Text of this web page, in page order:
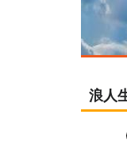
浪人